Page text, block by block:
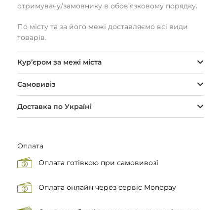
отримувачу/замовнику в обов’язковому порядку.
По місту та за його межі доставляємо всі види
товарів.
Кур’єром за межі міста
Самовивіз
Доставка по Україні
Оплата
Оплата готівкою при самовивозі
Оплата онлайн через сервіс Monopay